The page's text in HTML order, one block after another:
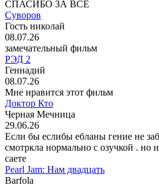
СПАСИБО ЗА ВСЁ
Суворов
Гость николай
08.07.26
замечательный фильм
РЭД 2
Геннадий
08.07.26
Мне нравится этот фильм
Доктор Кто
Черная Мечница
29.06.26
Если бы еслибы ебланы гение не
смотркла нормально с озучкой . но
саете
Pearl Jam: Нам двадцать
Barfola